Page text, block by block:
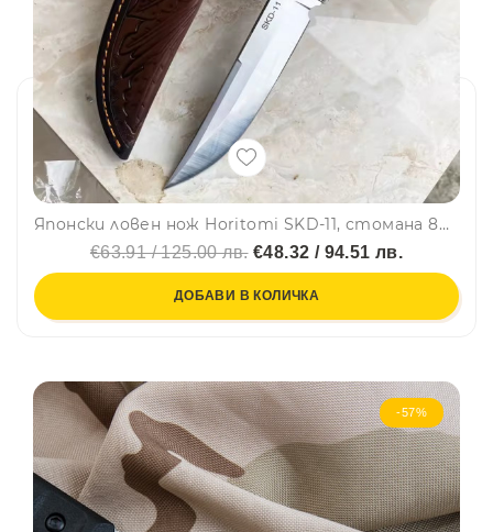
Японски ловен нож Horitomi SKD-11, стомана 8CR13MOV, дръжка абанос, кания
€63.91 / 125.00 лв.€48.32 / 94.51 лв.
ДОБАВИ В КОЛИЧКА
-57%